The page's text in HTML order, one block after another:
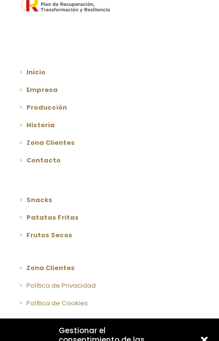
Gestionar el
Inicio
Empresa
Producción
Historia
Zona Clientes
Contacto
Snacks
Patatas Fritas
Frutos Secos
Zona Clientes
Política de Privacidad
Política de Cookies
Aviso Legal
Declaración accesibilidad